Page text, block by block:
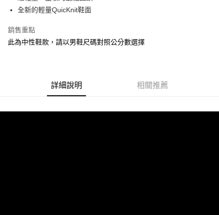
全新的輕量QuicKnit鞋面
銷售重點
此為中性鞋款，請以男鞋尺碼對照公分數選擇
詳細說明 相關推薦